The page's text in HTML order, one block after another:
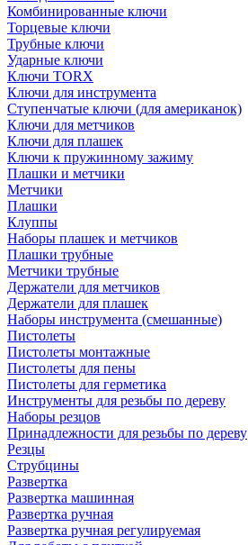
Комбинированные ключи
Торцевые ключи
Трубные ключи
Ударные ключи
Ключи TORX
Ключи для инструмента
Ступенчатые ключи (для американок)
Ключи для метчиков
Ключи для плашек
Ключи к пружинному зажиму
Плашки и метчики
Метчики
Плашки
Клуппы
Наборы плашек и метчиков
Плашки трубные
Метчики трубные
Держатели для метчиков
Держатели для плашек
Наборы инструмента (смешанные)
Пистолеты
Пистолеты монтажные
Пистолеты для пены
Пистолеты для герметика
Инструменты для резьбы по дереву
Наборы резцов
Принадлежности для резьбы по дереву
Резцы
Струбцины
Развертка
Развертка машинная
Развертка ручная
Развертка ручная регулируемая